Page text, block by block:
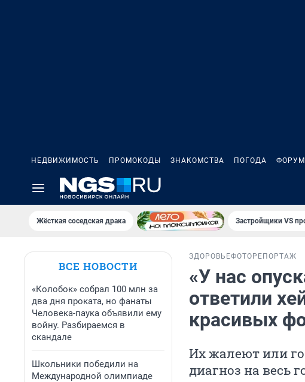
НЕДВИЖИМОСТЬ ПРОМОКОДЫ ЗНАКОМСТВА ПОГОДА
Жёсткая соседская драка Застройщики VS
ВСЕ НОВОСТИ
«Колобок» собрал 100 млн за
два дня проката, но фанаты
Человека-паука объявили ему
войну. Разбираемся в
скандале
Школьники победили на
Международной олимпиаде
ЗДОРОВЬЕФОТОРЕПОРТАЖ
«У нас
ответили
красивых
Их жалеют или
диагноз на весь